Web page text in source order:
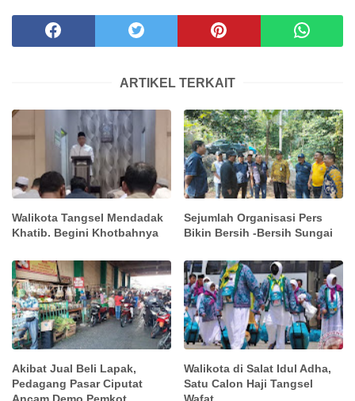
ARTIKEL TERKAIT
Walikota Tangsel Mendadak
Khatib. Begini Khotbahnya
Sejumlah Organisasi Pers
Bikin Bersih -Bersih Sungai
Akibat Jual Beli Lapak,
Pedagang Pasar Ciputat
Walikota di Salat Idul Adha,
Satu Calon Haji Tangsel